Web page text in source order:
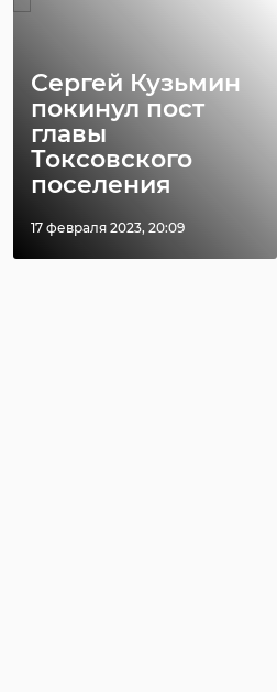
Сергей Кузьмин
покинул пост
главы
Токсовского
поселения
17 февраля 2023, 20:09